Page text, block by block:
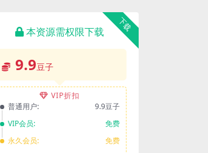
下载
本资源需权限下载
9.9豆子
VIP折扣
普通用户:
9.9豆子
VIP会员:
免费
永久会员:
免费